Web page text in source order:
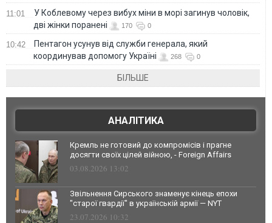
11:01
У Коблевому через вибух міни в морі загинув чоловік,
дві жінки поранені
170 0
10:42
Пентагон усунув від служби генерала, який
координував допомогу Україні
268 0
БІЛЬШЕ
АНАЛІТИКА
Кремль не готовий до компромісів і прагне
досягти своїх цілей війною, - Foreign Affairs
03.08.2026 13:02
Звільнення Сирського знаменує кінець епохи
"старої гвардії" в українській армії — NYT
23.07.2026 10:32